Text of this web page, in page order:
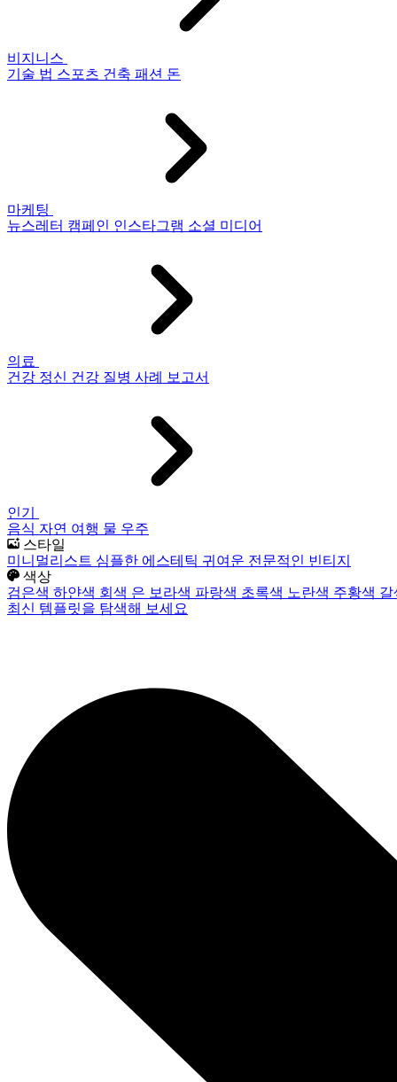
비지니스
기술 법 스포츠 건축 패션 돈
마케팅
뉴스레터 캠페인 인스타그램 소셜 미디어
의료
건강 정신 건강 질병 사례 보고서
인기
음식 자연 여행 물 우주
스타일
미니멀리스트 심플한 에스테틱 귀여운 전문적인 빈티지
색상
검은색 하얀색 회색 은 보라색 파랑색 초록색 노란색 주황색
최신 템플릿을 탐색해 보세요